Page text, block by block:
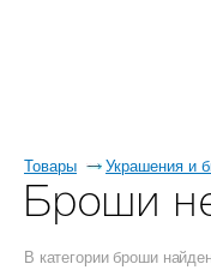
Товары Украшения и
Броши
В категории броши